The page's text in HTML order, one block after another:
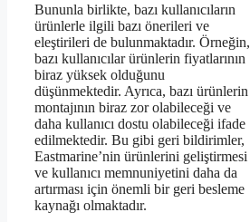
Bununla birlikte, bazı kullanıcıların
ürünlerle ilgili bazı önerileri ve
eleştirileri de bulunmaktadır. Örneğin,
bazı kullanıcılar ürünlerin fiyatlarının
biraz yüksek olduğunu
düşünmektedir. Ayrıca, bazı ürünlerin
montajının biraz zor olabileceği ve
daha kullanıcı dostu olabileceği ifade
edilmektedir. Bu gibi geri bildirimler,
Eastmarine’nin ürünlerini geliştirmesi
ve kullanıcı memnuniyetini daha da
artırması için önemli bir geri besleme
kaynağı olmaktadır.